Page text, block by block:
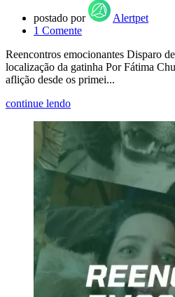
postado por
Alertpet
1 Comente
Reencontros emocionantes Disparo
localização da gatinha Por Fátima
aflição desde os primei...
continue lendo